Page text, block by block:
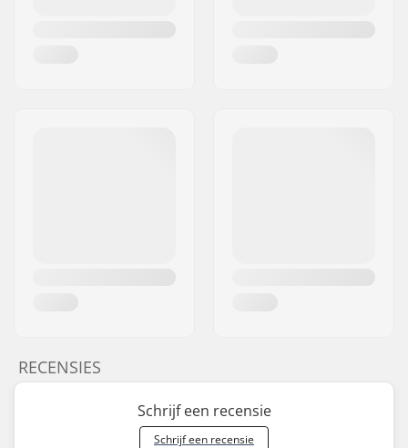
RECENSIES
Schrijf een recensie
Schrijf een recensie